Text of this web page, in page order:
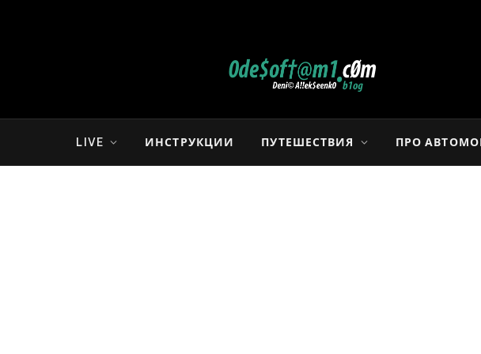
LIVE ИНСТРУКЦИИ ПУТЕШЕСТВИЯ ПРО